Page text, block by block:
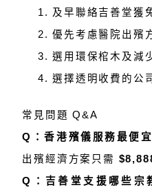
及早聯絡吉善堂獲
優先考慮醫院出殯
選用環保棺木及減
選擇透明收費的公
常見問題 Q&A
Q：香港殯儀服務最便
出殯經濟方案只需
Q：吉善堂支援哪些宗